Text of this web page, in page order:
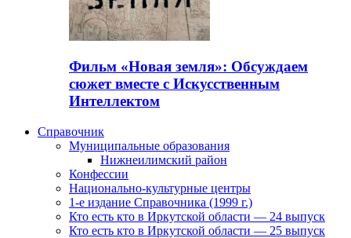
Фильм «Новая земля»: Обсуждаем
сюжет вместе с Искусственным
Интеллектом
Справочник
Муниципальные образования
Нижнеилимский район
Конфессии
Национально-культурные центры
1-е издание Справочника (1999 г.)
Кто есть кто в Иркутской области — 24 выпуск
Кто есть кто в Иркутской области — 25 выпуск